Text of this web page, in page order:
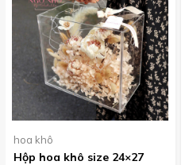
hoa khô
Hộp hoa khô size 24×27